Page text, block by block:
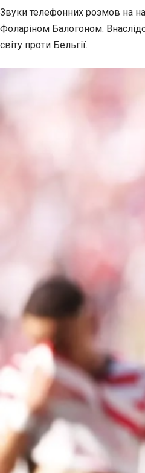
Звуки телефонних розмов на
Фоларіном Балогоном.
світу проти Бельгії.